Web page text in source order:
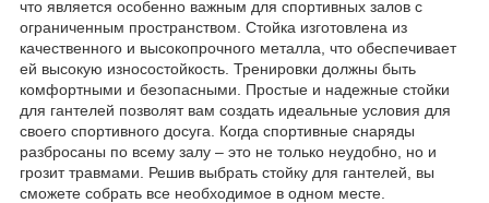
что является особенно важным для спортивных залов с
ограниченным пространством. Стойка изготовлена из
качественного и высокопрочного металла, что обеспечивает
ей высокую износостойкость. Тренировки должны быть
комфортными и безопасными. Простые и надежные стойки
для гантелей позволят вам создать идеальные условия для
своего спортивного досуга. Когда спортивные снаряды
разбросаны по всему залу – это не только неудобно, но и
грозит травмами. Решив выбрать стойку для гантелей, вы
сможете собрать все необходимое в одном месте.